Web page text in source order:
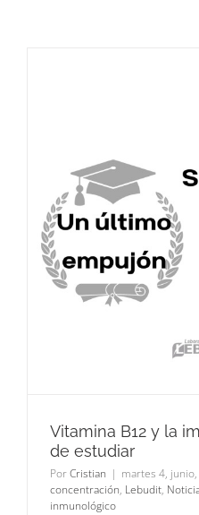
Vitamina B12 y la
de estudiar
PorCristian | martes 4,
concentración, Lebudit,
inmunológico